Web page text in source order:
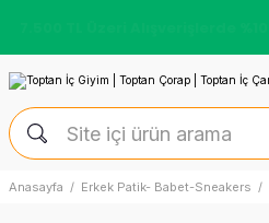
Anasayfa Erkek Patik- Babet-Sneakers